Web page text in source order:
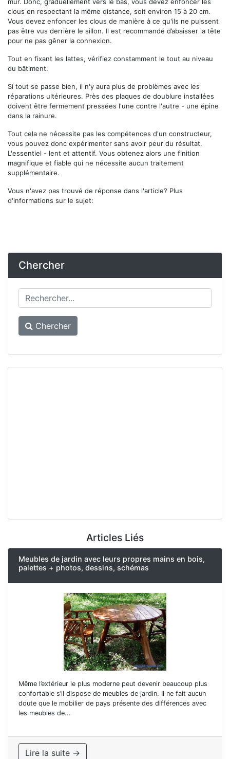
mur. Donc, graduellement vers le bas, vous devez enfoncer les
clous en respectant la même distance, soit environ 15 à 20 cm.
Vous devez enfoncer les clous de manière à ce qu'ils ne puissent
pas être vus derrière le sillon. Il est recommandé d’abaisser la tête
pour ne pas gêner la connexion.
Tout en fixant les lattes, vérifiez constamment le tout au niveau
du bâtiment.
Si tout se passe bien, il n'y aura plus de problèmes avec les
réparations ultérieures. Près des plaques de doublure installées
doivent être fermement pressées l'une contre l'autre - une épine
dans la rainure.
Tout cela ne nécessite pas les compétences d'un constructeur,
vous pouvez donc expérimenter sans avoir peur du résultat.
L'essentiel - lent et attentif. Vous obtenez alors une finition
magnifique et fiable qui ne nécessite aucun traitement
supplémentaire.
Vous n'avez pas trouvé de réponse dans l'article? Plus
d'informations sur le sujet:
Chercher
Chercher
Articles Liés
Meubles de jardin avec leurs propres mains en bois,
palettes + photos, dessins, schémas
Même l’extérieur le plus moderne peut devenir beaucoup plus
confortable s’il dispose de meubles de jardin. Il ne fait aucun
doute que le mobilier de pays présente des différences avec
les meubles de...
Lire la suite →